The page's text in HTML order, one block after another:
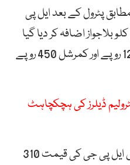
پٹرول کے بعد ایل پی
10 روپے فی کلو بلاجواز اضافہ کر دیا گیا
جس کے بعد گھریلو سیلنڈر 120 روپے اور کمرشل 450 روپے
ڈیلرز کی ہچکچاہٹ
ملک کے بڑے تمام شہروں میں ایل پی جی کی قیمت 310